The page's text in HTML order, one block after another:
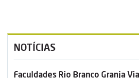
NOTÍCIAS
Faculdades Rio Branco Granja